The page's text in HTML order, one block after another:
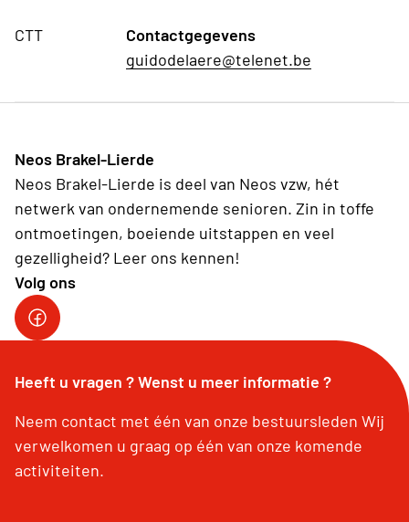
CTT
Contactgegevens
guidodelaere@telenet.be
Neos Brakel-Lierde
Neos Brakel-Lierde is deel van Neos vzw, hét
netwerk van ondernemende senioren. Zin in toffe
ontmoetingen, boeiende uitstappen en veel
gezelligheid? Leer ons kennen!
Volg ons
Heeft u vragen ? Wenst u meer informatie ?
Neem contact met één van onze bestuursleden Wij
verwelkomen u graag op één van onze komende
activiteiten.